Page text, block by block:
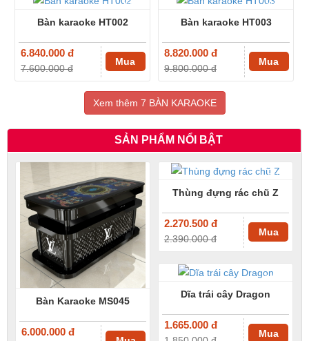
Bàn karaoke HT002
6.840.000 đ
-10%
7.600.000 đ
Mua
Bàn karaoke HT003
8.820.000 đ
-10%
9.800.000 đ
Mua
Xem thêm 7 BÀN KARAOKE
SẢN PHẨM NỔI BẬT
Bàn Karaoke MS045
6.000.000 đ
Thùng đựng rác chũ Z
2.270.500 đ
-5%
2.390.000 đ
Mua
Dĩa trái cây Dragon
1.665.000 đ
-10%
Mua